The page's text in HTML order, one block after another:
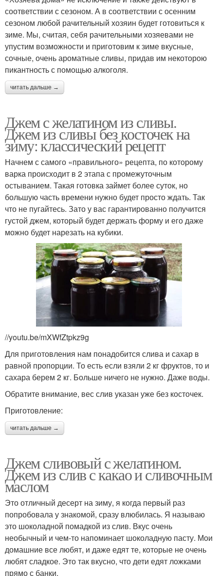
соответствии с сезоном. А в соответствии с осенним
сезоном любой рачительный хозяин будет готовиться к
зиме. Мы, считая, себя рачительными хозяевами не
упустим возможности и приготовим к зиме вкусные,
сочные, очень ароматные сливы, придав им некоторою
пикантность с помощью алкоголя.
читать дальше →
Джем с желатином из сливы.
Джем из сливы без косточек на
зиму: классический рецепт
Начнем с самого «правильного» рецепта, по которому
варка происходит в 2 этапа с промежуточным
остыванием. Такая готовка займет более суток, но
большую часть времени нужно будет просто ждать. Так
что не пугайтесь. Зато у вас гарантированно получится
густой джем, который будет держать форму и его даже
можно будет нарезать на кубики.
//youtu.be/mXWfZtpkz9g
Для приготовления нам понадобится слива и сахар в
равной пропорции. То есть если взяли 2 кг фруктов, то и
сахара берем 2 кг. Больше ничего не нужно. Даже воды.
Обратите внимание, вес слив указан уже без косточек.
Приготовление:
читать дальше →
Джем сливовый с желатином.
Джем из слив с какао и сливочным
маслом
Это отличный десерт на зиму, я когда первый раз
попробовала у знакомой, сразу влюбилась. Я называю
это шоколадной помадкой из слив. Вкус очень
необычный и чем-то напоминает шоколадную пасту. Мои
домашние все любят, и даже едят те, которые не очень
любят сладкое. Это так вкусно, что дети едят ложками
прямо с банки.